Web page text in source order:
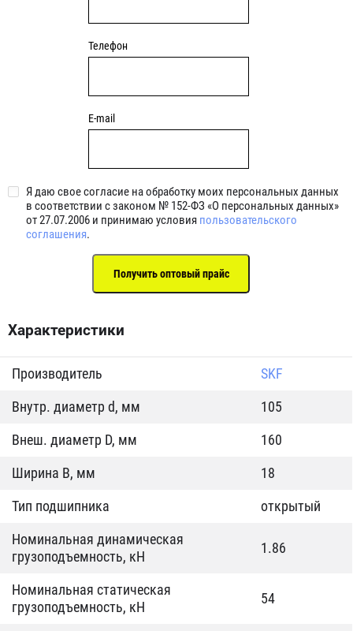
Телефон
E-mail
Я даю свое согласие на обработку моих персональных данных
в соответствии с законом № 152-ФЗ «О персональных данных»
от 27.07.2006 и принимаю условия пользовательского
соглашения.
Характеристики
Производитель
SKF
Внутр. диаметр d, мм
105
Внеш. диаметр D, мм
160
Ширина B, мм
18
Тип подшипника
открытый
Номинальная динамическая
грузоподъемность, кН
1.86
Номинальная статическая
грузоподъемность, кН
54